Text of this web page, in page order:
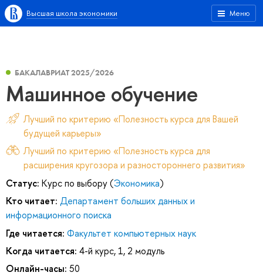
Меню
Высшая школа экономики
БАКАЛАВРИАТ 2025/2026
Машинное обучение
Лучший по критерию «Полезность курса для Вашей
будущей карьеры»
Лучший по критерию «Полезность курса для
расширения кругозора и разностороннего развития»
Статус: Курс по выбору (Экономика)
Кто читает: Департамент больших данных и
информационного поиска
Где читается: Факультет компьютерных наук
Когда читается: 4-й курс, 1, 2 модуль
Онлайн-часы: 50